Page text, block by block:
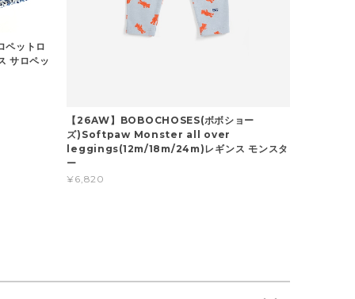
ペットロ
サロペッ
【26AW】BOBOCHOSES(ボボショー
ズ)Softpaw Monster all over
leggings(12m/18m/24m)レギンス モンスタ
ー
¥6,820